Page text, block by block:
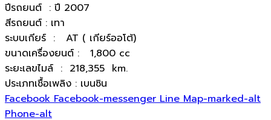
ปีรถยนต์ : ปี 2007
สีรถยนต์ : เทา
ระบบเกียร์ : AT ( เกียร์ออโต้)
ขนาดเครื่องยนต์ : 1,800 cc
ระยะเลขไมล์ : 218,355 km.
ประเภทเชื้อเพลิง : เบนซิน
Facebook Facebook-messenger Line Map-marked-alt
Phone-alt